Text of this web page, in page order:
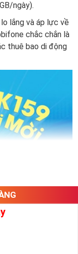
ngày).
lắng và áp lực về
chắc chắn là
thuê bao di động
nhà mạng sim
mãi mới vừa